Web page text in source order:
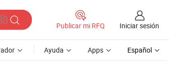
Publicar mi RFQ Iniciar sesión
Ayuda Apps Español